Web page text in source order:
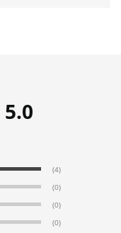
5.0
(4)
(0)
(0)
(0)